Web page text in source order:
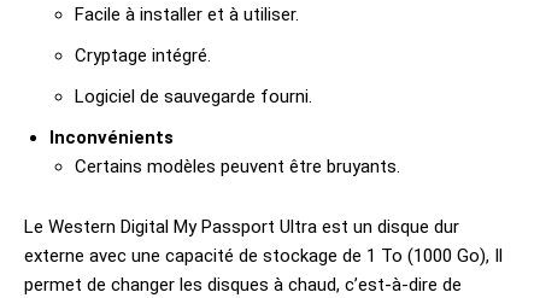
Facile à installer et à utiliser.
Cryptage intégré.
Logiciel de sauvegarde fourni.
Inconvénients
Certains modèles peuvent être bruyants.
Le Western Digital My Passport Ultra est un disque dur
externe avec une capacité de stockage de 1 To (1000 Go), Il
permet de changer les disques à chaud, c’est-à-dire de